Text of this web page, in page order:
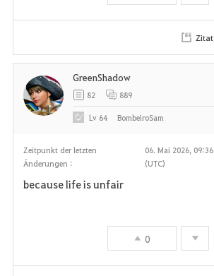
Zitat
Zeitpunkt der letzten
Änderungen :
06. Mai 2026, 09:36
(UTC)
because life is unfair
0
GreenShadow
82 889
Lv 64 BombeiroSam